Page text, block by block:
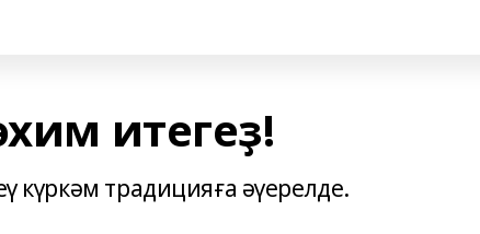
итегеҙ!
күркәм традицияға әүерелде.